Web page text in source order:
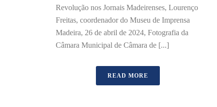
Revolução nos Jornais Madeirenses, Lourenço
Freitas, coordenador do Museu de Imprensa
Madeira, 26 de abril de 2024, Fotografia da
Câmara Municipal de Câmara de [...]
READ MORE